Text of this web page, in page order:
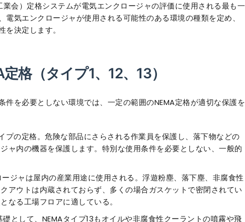
会）定格システムが電気エンクロージャの評価に使用される最も一
気エンクロージャが使用される可能性のある環境の種類を定め、
決定します。
格（タイプ1、12、13）
件を必要としない環境では、一定の範囲のNEMA定格が適切な保護を
プの定格。危険な部品にさらされる作業員を保護し、落下物などの
ャ内の機器を保護します。特別な使用条件を必要としない、一般的
ージャは屋内の産業用途に使用される。浮遊粉塵、落下塵、非腐食性
アウトは内蔵されておらず、多くの場合ガスケットで密閉されてい
なる工場フロアに適している。
礎として、NEMAタイプ13もオイルや非腐食性クーラントの噴霧や飛